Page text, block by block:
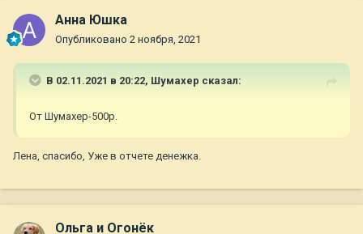
Анна Юшка
Опубликовано 2 ноября, 2021
В 02.11.2021 в 20:22, Шумахер сказал:
От Шумахер-500р.
Лена, спасибо, Уже в отчете денежка.
Ольга и Огонёк